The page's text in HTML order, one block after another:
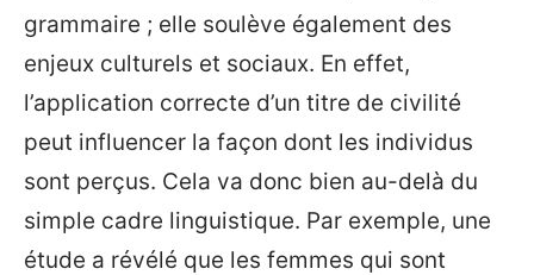
grammaire ; elle soulève également des
enjeux culturels et sociaux. En effet,
l’application correcte d’un titre de civilité
peut influencer la façon dont les individus
sont perçus. Cela va donc bien au-delà du
simple cadre linguistique. Par exemple, une
étude a révélé que les femmes qui sont